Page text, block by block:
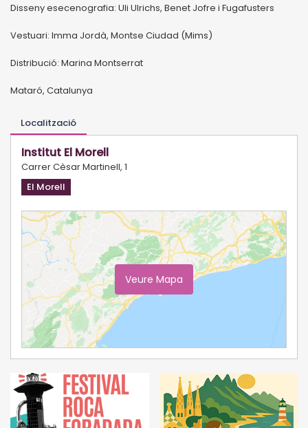
Disseny esecenografia: Uli Ulrichs, Benet Jofre i Fugafusters
Vestuari: Imma Jordà, Montse Ciudad (Mims)
Distribució: Marina Montserrat
Mataró, Catalunya
Localització
Institut El Morell
Carrer Cèsar Martinell, 1
El Morell
Veure Mapa